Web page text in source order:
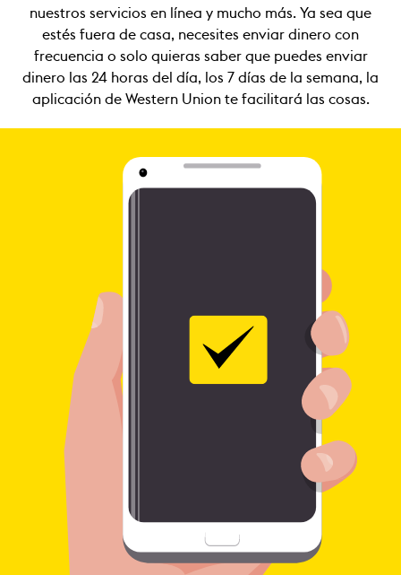
nuestros servicios en línea y mucho más. Ya sea que
estés fuera de casa, necesites enviar dinero con
frecuencia o solo quieras saber que puedes enviar
dinero las 24 horas del día, los 7 días de la semana, la
aplicación de Western Union te facilitará las cosas.